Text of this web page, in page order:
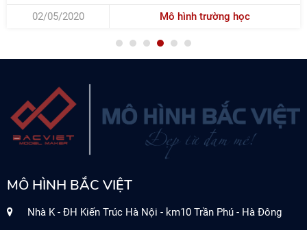
hình trường học 25/04/2020
MÔ HÌNH BẮC VIỆT
Nhà K - ĐH Kiến Trúc Hà Nội - km10 Trần Phú - Hà Đông